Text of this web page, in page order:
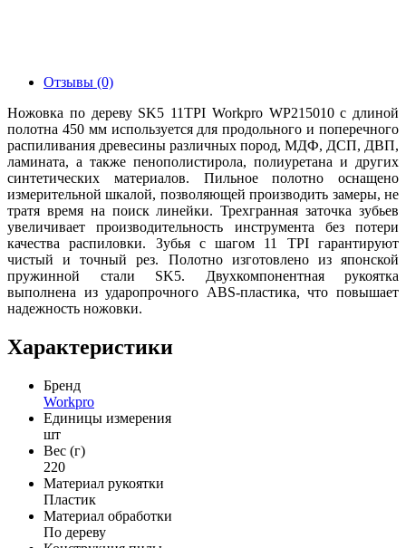
Отзывы (0)
Ножовка по дереву SK5 11TPI Workpro WP215010 с длиной
полотна 450 мм используется для продольного и поперечного
распиливания древесины различных пород, МДФ, ДСП, ДВП,
ламината, а также пенополистирола, полиуретана и других
синтетических материалов. Пильное полотно оснащено
измерительной шкалой, позволяющей производить замеры, не
тратя время на поиск линейки. Трехгранная заточка зубьев
увеличивает производительность инструмента без потери
качества распиловки. Зубья с шагом 11 TPI гарантируют
чистый и точный рез. Полотно изготовлено из японской
пружинной стали SK5. Двухкомпонентная рукоятка
выполнена из ударопрочного ABS-пластика, что повышает
надежность ножовки.
Характеристики
Бренд
Workpro
Единицы измерения
шт
Вес (г)
220
Материал рукоятки
Пластик
Материал обработки
По дереву